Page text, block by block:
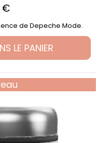
€
de Depeche Mode.
LE PANIER